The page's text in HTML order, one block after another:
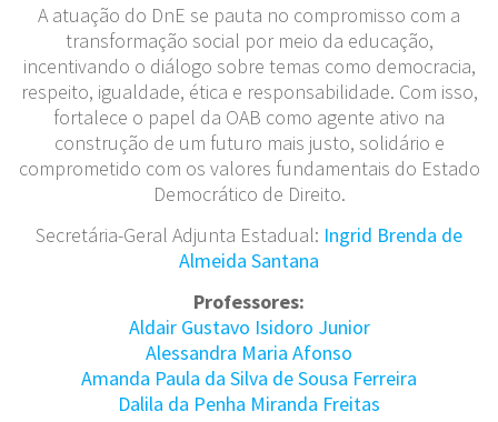
A atuação do DnE se pauta no compromisso com a
transformação social por meio da educação,
incentivando o diálogo sobre temas como democracia,
respeito, igualdade, ética e responsabilidade. Com isso,
fortalece o papel da OAB como agente ativo na
construção de um futuro mais justo, solidário e
comprometido com os valores fundamentais do Estado
Democrático de Direito.
Secretária-Geral Adjunta Estadual: Ingrid Brenda de
Almeida Santana
Professores:
Aldair Gustavo Isidoro Junior
Alessandra Maria Afonso
Amanda Paula da Silva de Sousa Ferreira
Dalila da Penha Miranda Freitas